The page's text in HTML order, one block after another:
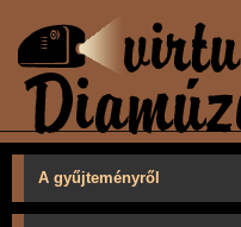
A gyűjteményről